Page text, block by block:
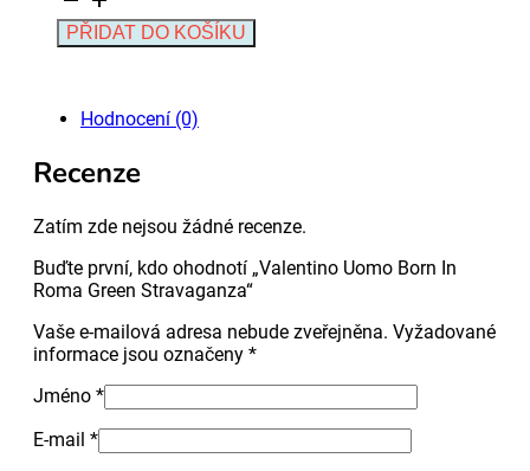
Uomo
Born
Green
Stravaganza
PŘIDAT DO KOŠÍKU
Hodnocení (0)
Recenze
Zatím zde nejsou žádné recenze.
Buďte první, kdo ohodnotí „Valentino Uomo Born In
Roma Green Stravaganza“
Vaše e-mailová adresa nebude zveřejněna. Vyžadované
informace jsou označeny *
Jméno *
E-mail *